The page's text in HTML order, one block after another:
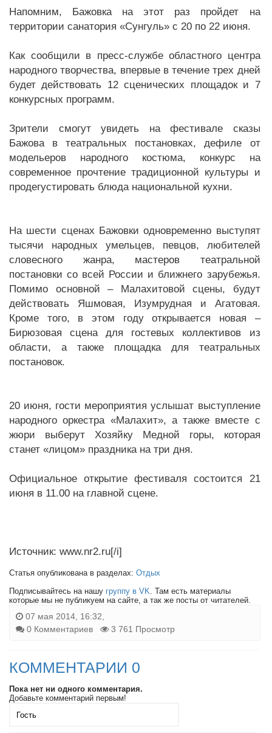
Напомним, Бажовка на этот раз пройдет на
территории санатория «Сунгуль» с 20 по 22 июня.
Как сообщили в пресс-службе областного центра
народного творчества, впервые в течение трех дней
будет действовать 12 сценических площадок и 7
конкурсных программ.
Зрители смогут увидеть на фестивале сказы
Бажова в театральных постановках, дефиле от
модельеров народного костюма, конкурс на
современное прочтение традиционной культуры и
продегустировать блюда национальной кухни.
На шести сценах Бажовки одновременно выступят
тысячи народных умельцев, певцов, любителей
словесного жанра, мастеров театральной
постановки со всей России и ближнего зарубежья.
Помимо основной – Малахитовой сцены, будут
действовать Яшмовая, Изумрудная и Агатовая.
Кроме того, в этом году открывается новая –
Бирюзовая сцена для гостевых коллективов из
области, а также площадка для театральных
постановок.
20 июня, гости мероприятия услышат выступление
народного оркестра «Малахит», а также вместе с
жюри выберут Хозяйку Медной горы, которая
станет «лицом» праздника на три дня.
Официальное открытие фестиваля состоится 21
июня в 11.00 на главной сцене.
Источник: www.nr2.ru[/i]
Статья опубликована в разделах: Отдых
Подписывайтесь на нашу группу в VK. Там есть материалы
которые мы не публикуем на сайте, а так же посты от читателей.
07 мая 2014, 16:32,
0 Комментариев
3 761 Просмотр
КОММЕНТАРИИ 0
Пока нет ни одного комментария.
Добавьте комментарий первым!